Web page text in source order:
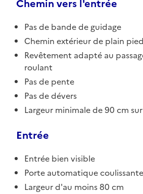
Chemin vers l'entrée
Pas de bande de guidage
Chemin extérieur de plain pied
Revêtement adapté au
roulant
Pas de pente
Pas de dévers
Largeur minimale de 90 cm
Entrée
Entrée bien visible
Porte automatique coulissante
Largeur d'au moins 80 cm